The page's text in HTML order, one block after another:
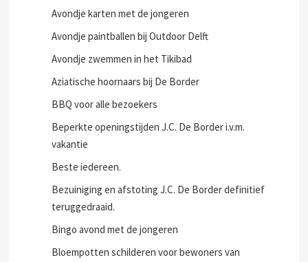
Avondje karten met de jongeren
Avondje paintballen bij Outdoor Delft
Avondje zwemmen in het Tikibad
Aziatische hoornaars bij De Border
BBQ voor alle bezoekers
Beperkte openingstijden J.C. De Border i.v.m.
vakantie
Beste iedereen.
Bezuiniging en afstoting J.C. De Border definitief
teruggedraaid.
Bingo avond met de jongeren
Bloempotten schilderen voor bewoners van